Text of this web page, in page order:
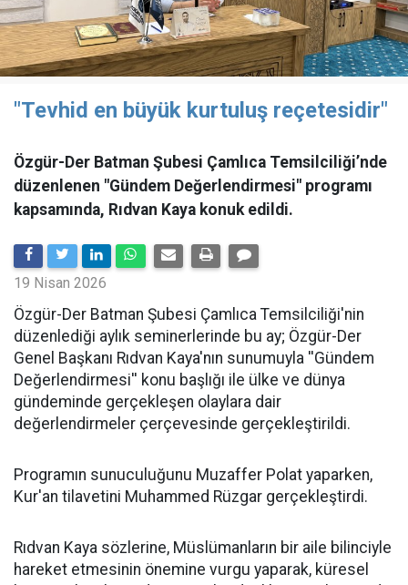
"Tevhid en büyük kurtuluş reçetesidir"
Özgür-Der Batman Şubesi Çamlıca Temsilciliği’nde
düzenlenen "Gündem Değerlendirmesi" programı
kapsamında, Rıdvan Kaya konuk edildi.
19 Nisan 2026
​Özgür-Der Batman Şubesi Çamlıca Temsilciliği'nin
düzenlediği aylık seminerlerinde bu ay; Özgür-Der
Genel Başkanı Rıdvan Kaya'nın sunumuyla ''Gündem
Değerlendirmesi'' konu başlığı ile ülke ve dünya
gündeminde gerçekleşen olaylara dair
değerlendirmeler çerçevesinde gerçekleştirildi.
Programın sunuculuğunu Muzaffer Polat yaparken,
Kur'an tilavetini Muhammed Rüzgar gerçekleştirdi.
Rıdvan Kaya sözlerine, Müslümanların bir aile bilinciyle
hareket etmesinin önemine vurgu yaparak, küresel